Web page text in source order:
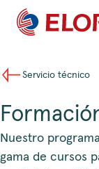
Servicio técnico
Nuestro
gama de cursos